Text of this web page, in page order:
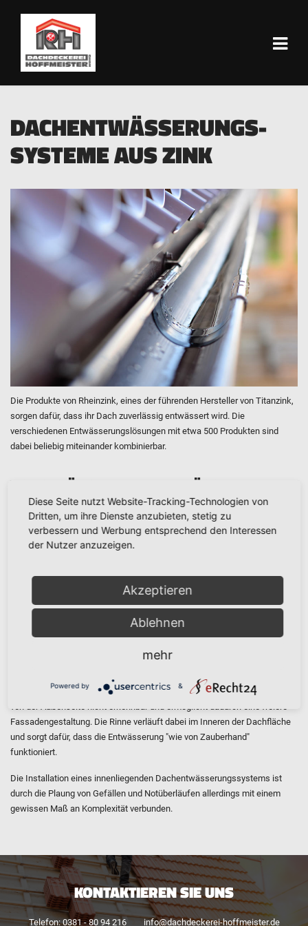
DACHENT­WÄSSERUNGS­
SYSTEME AUS ZINK
Die Produkte von Rheinzink, eines der führenden Hersteller von Titanzink,
sorgen dafür, dass ihr Dach zuverlässig entwässert wird. Die
verschiedenen Entwässerungslösungen mit etwa 500 Produkten sind
dabei beliebig miteinander kombinierbar.
VORGEHÄNGTE DACH­ENT­WÄSSERUNG
Die klassische Halbrunde Rinne ist und bleibt die wirtschaftlichste
Entwässerungslösung. Das Material Titanzink ist dabei nahezu
Steckrinne
INNENLIEGENDE DACH­ENT­WÄSSE­RUNG
Der Reiz einer innenliegenden Dachrinne ist ihre Unauffälligkeit. Sie ist
von der Außenseite nicht erkennbar und ermöglicht dadurch eine freiere
Fassadengestaltung. Die Rinne verläuft dabei im Inneren der Dachfläche
und sorgt dafür, dass die Entwässerung "wie von Zauberhand"
funktioniert.
Die Installation eines innenliegenden Dachentwässerungssystems ist
durch die Plaung von Gefällen und Notüberläufen allerdings mit einem
gewissen Maß an Komplexität verbunden.
KONTAKTIEREN SIE UNS
Telefon: 0381 - 80 94 216 info@dachdeckerei-hoffmeister.de
Diese Seite nutzt Website-Tracking-Technologien von
Dritten, um ihre Dienste anzubieten, stetig zu
verbessern und Werbung entsprechend den Interessen
der Nutzer anzuzeigen.
Akzeptieren
Ablehnen
mehr
Powered by &